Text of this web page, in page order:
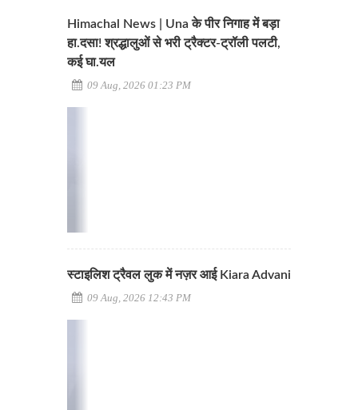
Himachal News | Una के पीर निगाह में बड़ा
हा.दसा! श्रद्धालुओं से भरी ट्रैक्टर-ट्रॉली पलटी,
कई घा.यल
09 Aug, 2026 01:23 PM
स्टाइलिश ट्रैवल लुक में नज़र आई Kiara Advani
09 Aug, 2026 12:43 PM